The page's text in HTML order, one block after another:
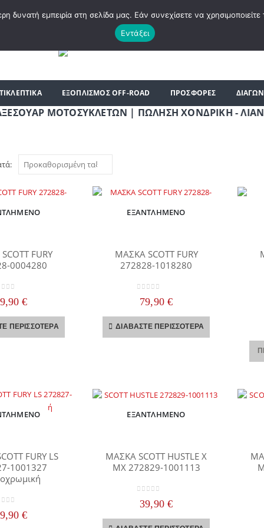
ΣΤΟ E-SHOP ΜΟΤΟ ΠΗΓΑΣΟΣ ! | ΣΧΕΤΙΚΆ ΜΕ ΕΜΆΣ BLOG
ΕΞΟΠΛΙΣΜΟΣ OFF-ROAD ΠΡΟΣΦΟΡΕΣ
| ΠΩΛΗΣΗ ΧΟΝΔΡΙΚΗ - ΛΙΑΝΙΚΗ | ΤΗΛ.
FURY
0004280
€
ΠΕΡΙΣΣΌΤΕΡΑ
ΕΞΑΝΤΛΗΜΈΝΟ
ΜΑΣΚΑ SCOTT FURY
272828-1018280
79,90 €
ΔΙΑΒΆΣΤΕ ΠΕΡΙΣΣΌΤΕΡΑ
FURY LS
1001327
€
ΕΞΑΝΤΛΗΜΈΝΟ
ΜΑΣΚΑ SCOTT HUSTLE X
MX 272829-1001113
39,90 €
εμπειρία στη σελίδα μας. Εάν συνεχίσετε να
Εντάξει